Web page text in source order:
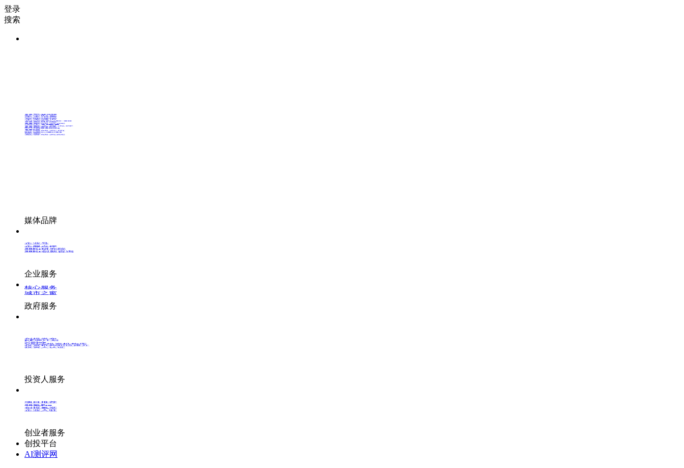
登录
搜索
36氪Auto
未来消费
未来城市
36氪出海
硬氪
媒体品牌
企业号
企服点评
36Kr研究院
36Kr创新咨询
企业服务
核心服务
城市之窗
政府服务
创投发布
LP源计划
VClub
VClub投资机构库
投资机构职位推介
投资人认证
投资人服务
项目推荐
36氪Pro
创投氪堂
企业入驻
创业者服务
创投平台
AI测评网